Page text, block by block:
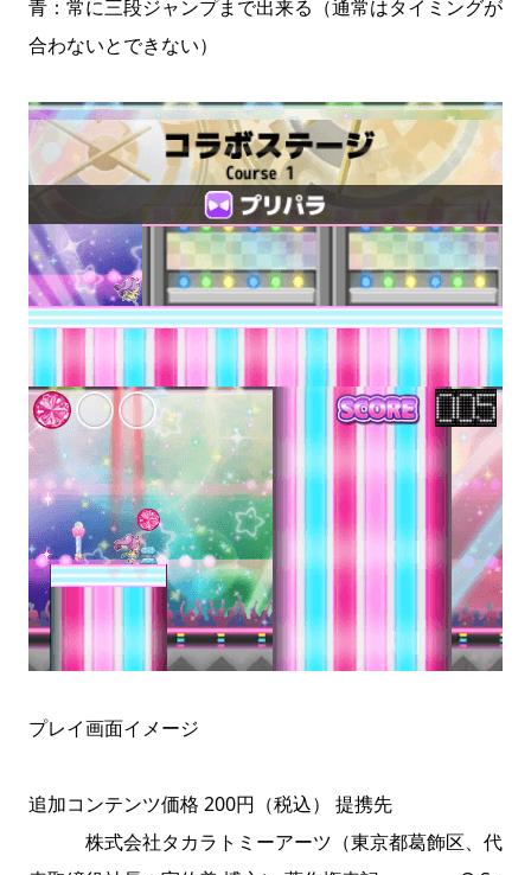
青：常に三段ジャンプまで出来る（通常はタイミングが
合わないとできない）
プレイ画面イメージ
追加コンテンツ価格 200円（税込） 提携先
株式会社タカラトミーアーツ（東京都葛飾区、代